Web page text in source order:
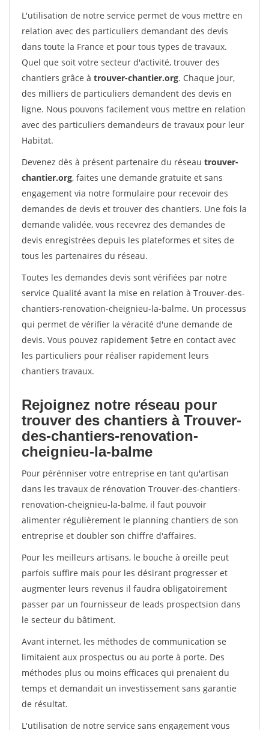
L'utilisation de notre service permet de vous mettre en
relation avec des particuliers demandant des devis
dans toute la France et pour tous types de travaux.
Quel que soit votre secteur d'activité, trouver des
chantiers grâce à trouver-chantier.org. Chaque jour,
des milliers de particuliers demandent des devis en
ligne. Nous pouvons facilement vous mettre en relation
avec des particuliers demandeurs de travaux pour leur
Habitat.
Devenez dès à présent partenaire du réseau trouver-
chantier.org, faites une demande gratuite et sans
engagement via notre formulaire pour recevoir des
demandes de devis et trouver des chantiers. Une fois la
demande validée, vous recevrez des demandes de
devis enregistrées depuis les plateformes et sites de
tous les partenaires du réseau.
Toutes les demandes devis sont vérifiées par notre
service Qualité avant la mise en relation à Trouver-des-
chantiers-renovation-cheignieu-la-balme. Un processus
qui permet de vérifier la véracité d'une demande de
devis. Vous pouvez rapidement $etre en contact avec
les particuliers pour réaliser rapidement leurs
chantiers travaux.
Rejoignez notre réseau pour
trouver des chantiers à Trouver-
des-chantiers-renovation-
cheignieu-la-balme
Pour pérénniser votre entreprise en tant qu'artisan
dans les travaux de rénovation Trouver-des-chantiers-
renovation-cheignieu-la-balme, il faut pouvoir
alimenter régulièrement le planning chantiers de son
entreprise et doubler son chiffre d'affaires.
Pour les meilleurs artisans, le bouche à oreille peut
parfois suffire mais pour les désirant progresser et
augmenter leurs revenus il faudra obligatoirement
passer par un fournisseur de leads prospectsion dans
le secteur du bâtiment.
Avant internet, les méthodes de communication se
limitaient aux prospectus ou au porte à porte. Des
méthodes plus ou moins efficaces qui prenaient du
temps et demandait un investissement sans garantie
de résultat.
L'utilisation de notre service sans engagement vous